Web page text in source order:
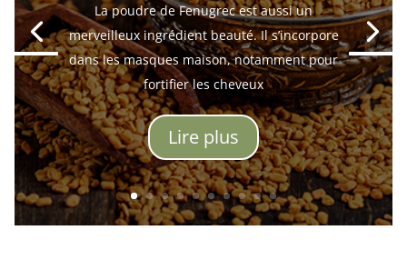
La poudre de Fenugrec est aussi un
merveilleux ingrédient beauté. Il s’incorpore
dans les masques maison, notamment pour
fortifier les cheveux
Lire plus